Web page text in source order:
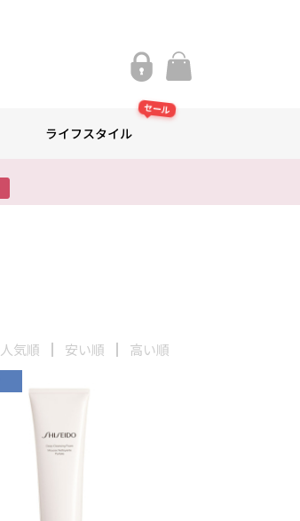
ライフスタイル
セール
人気順 安い順 高い順